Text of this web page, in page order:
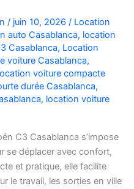
/ juin 10, 2026 / Location
auto Casablanca, location
Casablanca, Location
voiture Casablanca,
voiture compacte
durée Casablanca,
, location voiture
C3 Casablanca s’impose
se déplacer avec confort,
et pratique, elle facilite
le travail, les sorties en ville